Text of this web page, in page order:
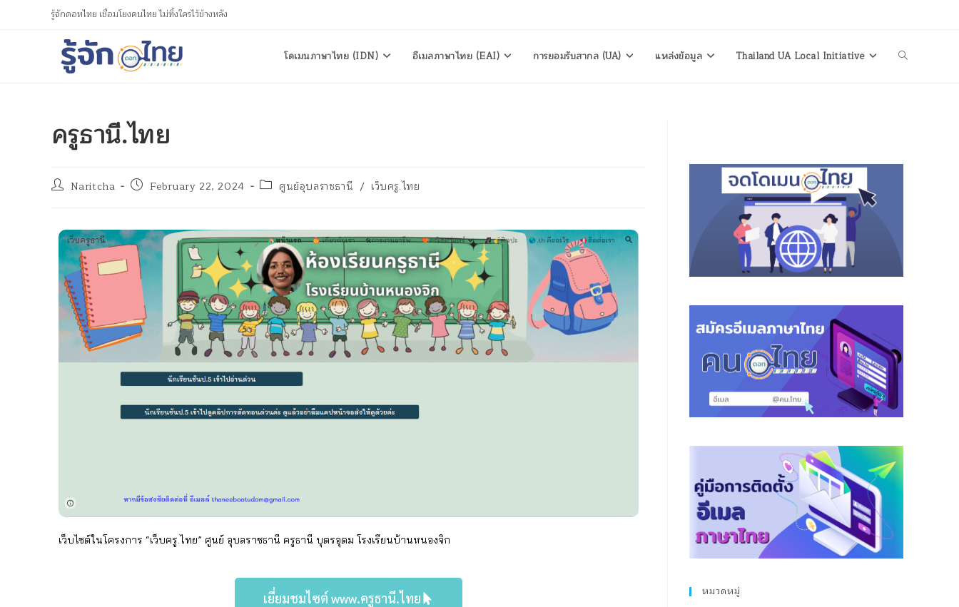
รู้จักดอทไทย เชื่อมโยงคนไทย ไม่ทิ้งใครไว้ข้างหลัง
โดเมนภาษาไทย (IDN) อีเมลภาษาไทย (EAI) การยอมรับสากล (UA) แหล่งข้อมูล Thailand UA Local Initiative
ครูธานี.ไทย
Naritcha February 22, 2024 ศูนย์อุบลราชธานี / เว็บครู.ไทย
เว็บไซต์ในโครงการ “เว็บครู.ไทย” ศูนย์ อุบลราชธานี ครูธานี บุตรอุดม โรงเรียนบ้านหนองจิก
เยี่ยมชมไซต์ www.ครูธานี.ไทย หมวดหมู่